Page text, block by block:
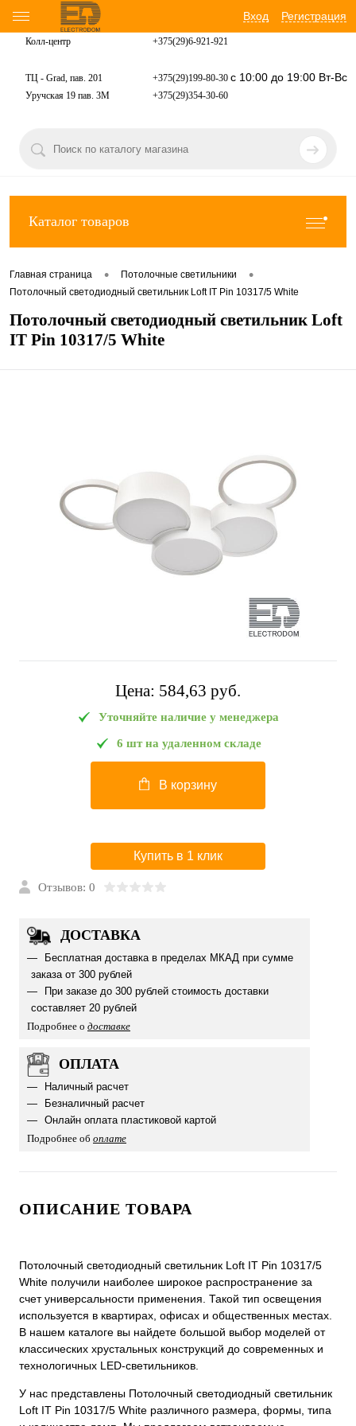
Вход Регистрация
Колл-центр +375(29)6-921-921
ТЦ - Grad, пав. 201 +375(29)199-80-30 с 10:00 до 19:00 Вт-Вс
Уручская 19 пав. 3М +375(29)354-30-60
Каталог товаров
Главная страница • Потолочные светильники •
Потолочный светодиодный светильник Loft IT Pin 10317/5 White
Потолочный светодиодный светильник Loft
IT Pin 10317/5 White
Цена: 584,63 pуб.
Уточняйте наличие у менеджера
6 шт на удаленном складе
В корзину
Купить в 1 клик
Отзывов: 0
ДОСТАВКА
Бесплатная доставка в пределах МКАД при сумме
заказа от 300 рублей
При заказе до 300 рублей стоимость доставки
составляет 20 рублей
Подробнее о доставке
ОПЛАТА
Наличный расчет
Безналичный расчет
Онлайн оплата пластиковой картой
Подробнее об оплате
ОПИСАНИЕ ТОВАРА
Потолочный светодиодный светильник Loft IT Pin 10317/5
White получили наиболее широкое распространение за
счет универсальности применения. Такой тип освещения
используется в квартирах, офисах и общественных местах.
В нашем каталоге вы найдете большой выбор моделей от
классических хрустальных конструкций до современных и
технологичных LED-светильников.
У нас представлены Потолочный светодиодный светильник
Loft IT Pin 10317/5 White различного размера, формы, типа